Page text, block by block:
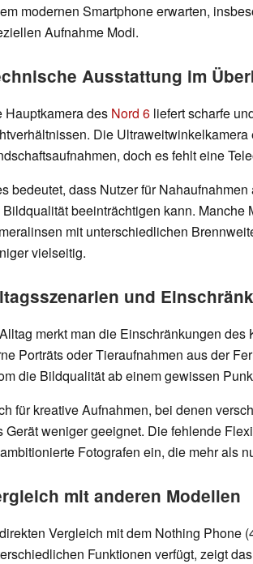
modernen Smartphone erwarten,
Aufnahme Modi.
Ausstattung im
Hauptkamera des Nord 6 liefert scharfe
Die Ultraweitwinkelkamera
doch es fehlt eine
bedeutet, dass Nutzer für
beeinträchtigen kann.
mit unterschiedlichen
vielseitig.
und
merkt man die Einschränkungen
Porträts oder Tieraufnahmen aus der
die Bildqualität ab einem gewissen
für kreative Aufnahmen, bei denen
Gerät weniger geeignet. Die fehlende
Fotografen ein, die mehr als
mit anderen Modellen
Vergleich mit dem Nothing Phone
Funktionen verfügt, zeigt